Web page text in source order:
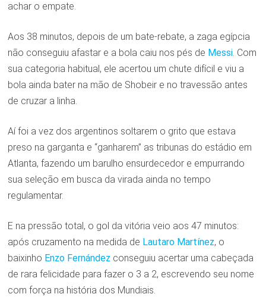
achar o empate.
Aos 38 minutos, depois de um bate-rebate, a zaga egípcia
não conseguiu afastar e a bola caiu nos pés de Messi. Com
sua categoria habitual, ele acertou um chute difícil e viu a
bola ainda bater na mão de Shobeir e no travessão antes
de cruzar a linha.
Aí foi a vez dos argentinos soltarem o grito que estava
preso na garganta e “ganharem” as tribunas do estádio em
Atlanta, fazendo um barulho ensurdecedor e empurrando
sua seleção em busca da virada ainda no tempo
regulamentar.
E na pressão total, o gol da vitória veio aos 47 minutos:
após cruzamento na medida de Lautaro Martínez, o
baixinho Enzo Fernández conseguiu acertar uma cabeçada
de rara felicidade para fazer o 3 a 2, escrevendo seu nome
com força na história dos Mundiais.